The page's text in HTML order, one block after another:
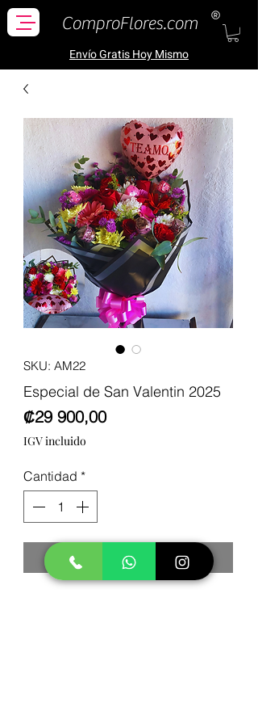
ComproFlores.com
Envío Gratis Hoy Mismo
SKU: AM22
Especial de San Valentin 2025
₡29 900,00Precio
IGV incluido
Cantidad *
Agregar al carrito